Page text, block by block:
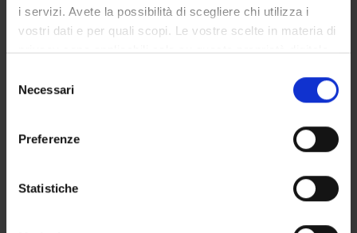
i servizi. Avete la possibilità di scegliere chi utilizza i
vostri dati e per quali scopi. Le vostre scelte in materia di
privacy sono applicabili solo su questa proprietà digitale
modificare o revocare il proprio consenso in qualsiasi
momento dalla Dichiarazione sui cookie o facendo clic
raccogliere informazioni sulla tua posizione
geografica, con un'approssimazione di qualche
delNecessari
Preferenze
Statistiche
STRUTTURE DEL DIPARTIMENTO
BIBLIOTECHE
CENTRI